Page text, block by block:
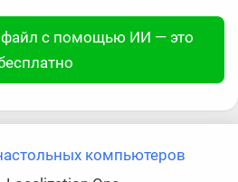
файл с помощью ИИ — это
компьютеров